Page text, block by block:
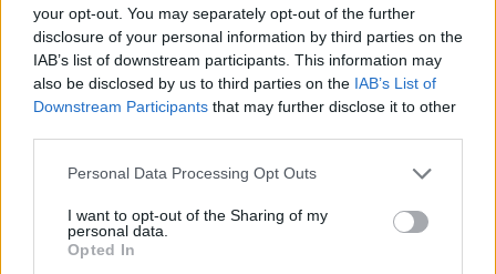
your opt-out. You may separately opt-out of the further
disclosure of your personal information by third parties on the
IAB’s list of downstream participants. This information may
also be disclosed by us to third parties on the IAB’s List of
Downstream Participants that may further disclose it to other
Personal Data Processing Opt Outs
I want to opt-out of the Sharing of my
personal data.
Opted In
stehno
před 4 lety